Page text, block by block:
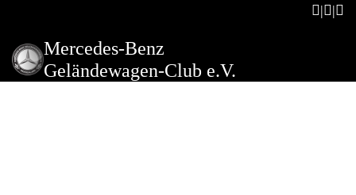
Mercedes-Benz
Geländewagen-Club e.V.